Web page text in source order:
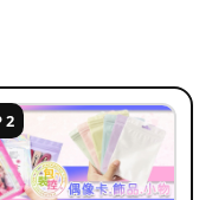
2